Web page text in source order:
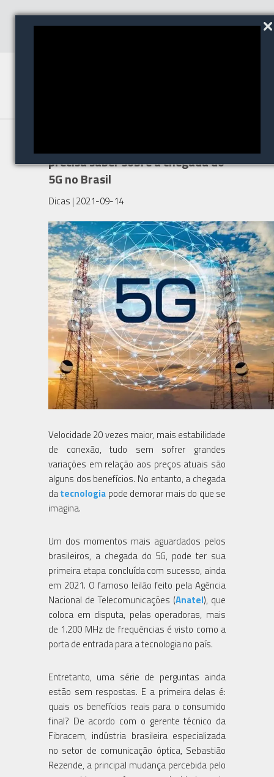
precisa saber sobre a chegada do
5G no Brasil
Dicas | 2021-09-14
Velocidade 20 vezes maior, mais estabilidade
de conexão, tudo sem sofrer grandes
variações em relação aos preços atuais são
alguns dos benefícios. No entanto, a chegada
datecnologia pode demorar mais do que se
imagina.
Um dos momentos mais aguardados pelos
brasileiros, a chegada do 5G, pode ter sua
primeira etapa concluída com sucesso, ainda
em 2021. O famoso leilão feito pela Agência
Nacional de Telecomunicações (Anatel), que
coloca em disputa, pelas operadoras, mais
de 1.200 MHz de frequências é visto como a
porta de entrada para a tecnologia no país.
Entretanto, uma série de perguntas ainda
estão sem respostas. E a primeira delas é:
quais os benefícios reais para o consumido
final? De acordo com o gerente técnico da
Fibracem, indústria brasileira especializada
no setor de comunicação óptica, Sebastião
Rezende, a principal mudança percebida pelo